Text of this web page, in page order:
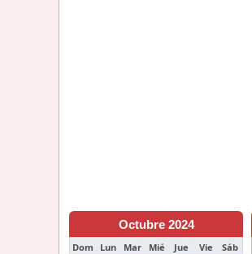
Octubre 2024
Dom Lun Mar Mié Jue Vie Sáb